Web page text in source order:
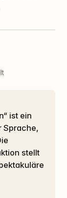
Sprache,
stellt